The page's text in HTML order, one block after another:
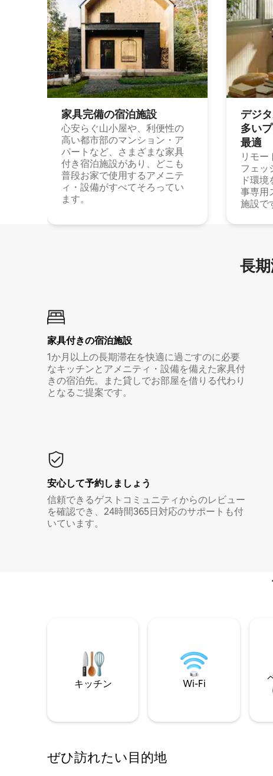
家具完備の宿⁠泊⁠施⁠設
心安らぐ山小屋や、利便性の
高い都市部のマンション・ア
パートなど、さまざまな家具
付き宿泊施設があり、どこも
普段お家で使用するアメニテ
ィ・設備がすべてそろってい
ます。
デジ
多⁠い
最⁠適
リモー
フェッ
ド環
事専用
施設で
長
家具付き⁠の宿⁠泊⁠施⁠設
1か月以上の長期滞在を快適に過ごすのに必要
なキッチンとアメニティ・設備を備えた家具付
きの宿泊先。また貸しでお部屋を借りる代わり
となるご提案です。
安心して予約しましょう
信頼できるゲストコミュニティからのレビュー
を確認でき、24時間365日対応のサポートも付
いています。
キッチン Wi-Fi
ぜひ訪⁠れ⁠た⁠い目⁠的⁠地